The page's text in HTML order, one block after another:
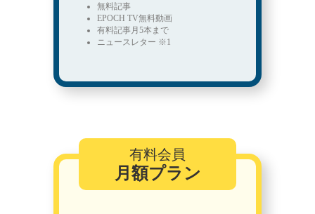
無料記事
EPOCH TV無料動画
有料記事月5本まで
ニュースレター ※1
有料会員
月額プラン